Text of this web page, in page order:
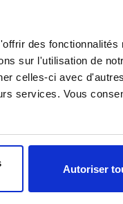
des fonctionnalités
sur l'utilisation de
celles-ci avec
services. Vous
Autoriser